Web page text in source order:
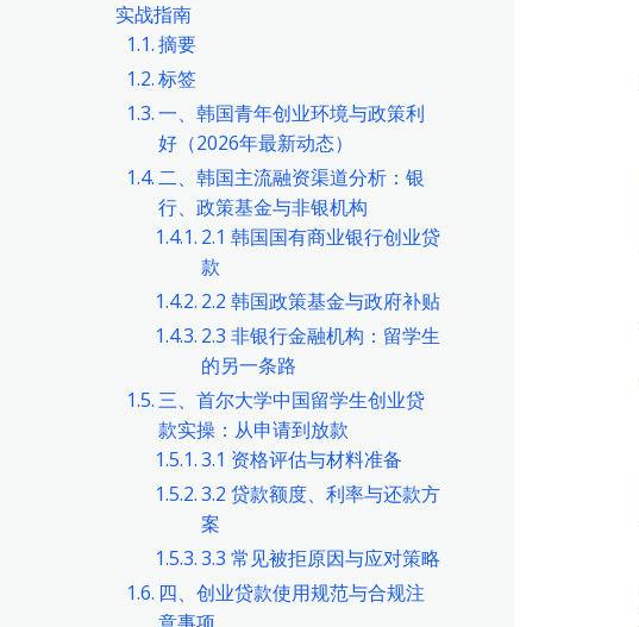
实战指南
摘要
标签
一、韩国青年创业环境与政策利
好（2026年最新动态）
二、韩国主流融资渠道分析：银
行、政策基金与非银机构
2.1 韩国国有商业银行创业贷
款
2.2 韩国政策基金与政府补贴
2.3 非银行金融机构：留学生
的另一条路
三、首尔大学中国留学生创业贷
款实操：从申请到放款
3.1 资格评估与材料准备
3.2 贷款额度、利率与还款方
案
3.3 常见被拒原因与应对策略
四、创业贷款使用规范与合规注